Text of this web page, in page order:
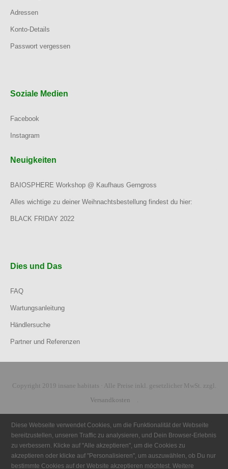
Adressen
Konto-Details
Passwort vergessen
Soziale Medien
Facebook
Instagram
Neuigkeiten
BAIOSPHERE Workshop @ Kaufhaus Gerngross
Alles wichtige zu deiner Weihnachtsbestellung findest du hier:
BLACK FRIDAY 2022
Dies und Das
FAQ
Wartungsanleitung
Händlersuche
Partner und Referenzen
Copyright 2019 insane habitats · Alle Preise inkl. gesetzlicher MwSt. zzgl.
Versandkosten
Diese Webseite verwendet Cookies, um die Funktionalität der Webseite
bereitzustellen, unseren Traffic zu analysieren, und Dein Browser-Erlebnis
zu verbessern. Klicke auf "Alle akzeptieren", um die Cookies zu
akzeptieren oder klicke auf "Personalisieren", um auszuwählen, ob Du nur
bestimmte Cookies auf der Website akzeptieren möchtest. Weitere